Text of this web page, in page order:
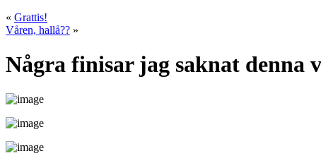
« Grattis!
Våren, hallå?? »
Några finisar jag saknat denna